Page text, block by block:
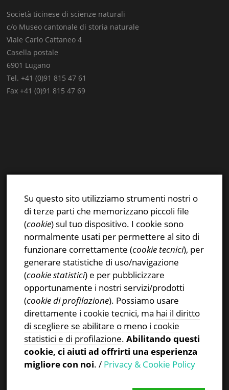
Società ticinese di scienze naturali
c/o Museo cantonale di storia naturale
Viale Carlo Cattaneo 4
Casella postale
6901 Lugano
Tel. +41 (0)91 815 47 61
Fax +41 (0)91 815 47 69
Instagram
Privacy & Cookies Policy
CERCA NEL SITO
Ricerca
Su questo sito utilizziamo strumenti nostri o
di terze parti che memorizzano piccoli file
(cookie) sul tuo dispositivo. I cookie sono
normalmente usati per permettere al sito di
funzionare correttamente (cookie tecnici), per
generare statistiche di uso/navigazione
(cookie statistici) e per pubblicizzare
opportunamente i nostri servizi/prodotti
(cookie di profilazione). Possiamo usare
direttamente i cookie tecnici, ma hai il diritto
di scegliere se abilitare o meno i cookie
statistici e di profilazione.Abilitando questi
cookie, ci aiuti ad offrirti una esperienza
migliore con noi. / Privacy & Cookie Policy